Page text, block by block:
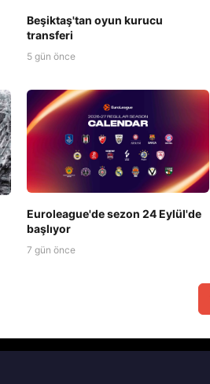
Beşiktaş'tan oyun kurucu
transferi
5 gün önce
Euroleague'de sezon 24 Eylül'de
başlıyor
7 gün önce